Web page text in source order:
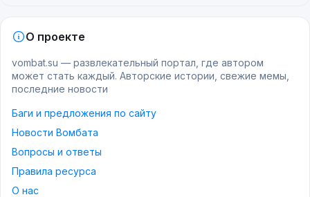
О проекте
vombat.su — развлекательный портал, где автором
может стать каждый. Авторские истории, свежие мемы,
последние новости
Баги и предложения по сайту
Новости Вомбата
Вопросы и ответы
Правила ресурса
О нас